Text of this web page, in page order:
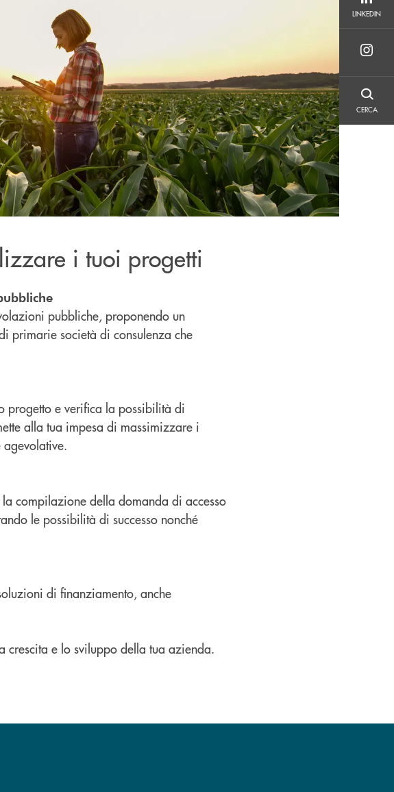
LINKEDIN
CERCA
CERCA
i tuoi progetti
pubbliche, proponendo un
primarie società di consulenza che
progetto e verifica la possibilità di
alla tua impesa di massimizzare i
compilazione della domanda di accesso
le possibilità di successo nonché
di finanziamento, anche
crescita e lo sviluppo della tua azienda.